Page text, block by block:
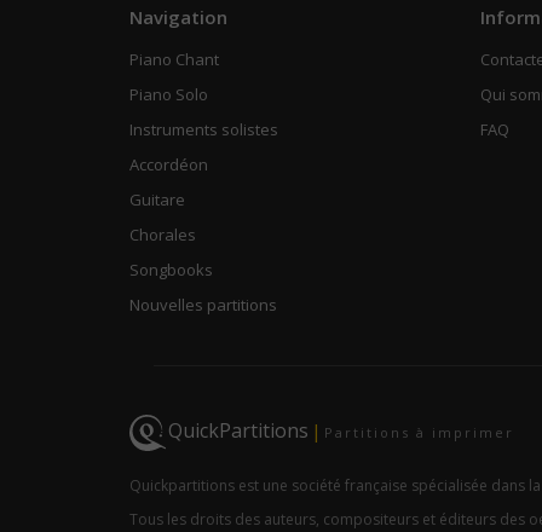
Navigation
Piano Chant
Piano Solo
Instruments solistes
Accordéon
Guitare
Chorales
Songbooks
Nouvelles partitions
Qui
FAQ
QuickPartitions | Partitions à imprimer
Quickpartitions est une société française spécialisée
Tous les droits des auteurs, compositeurs et éditeurs des